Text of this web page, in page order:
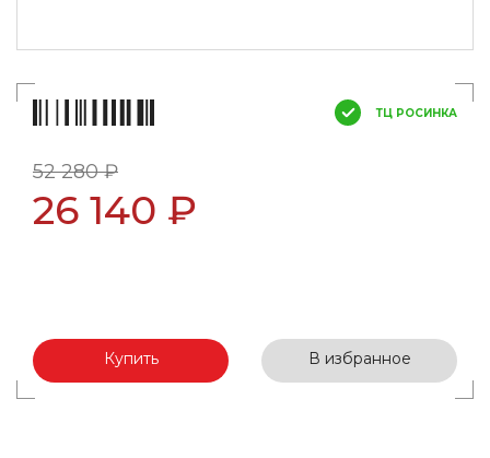
ТЦ РОСИНКА
52 280 ₽
26 140 ₽
Купить В избранное